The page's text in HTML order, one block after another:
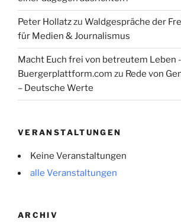
Peter Hollatzzu Waldgespräche der
für Medien & Journalismus
Macht Euch frei von betreutem Leben -
Buergerplattform.com zu Rede von
– Deutsche Werte
VERANSTALTUNGEN
Keine Veranstaltungen
alle Veranstaltungen
ARCHIV